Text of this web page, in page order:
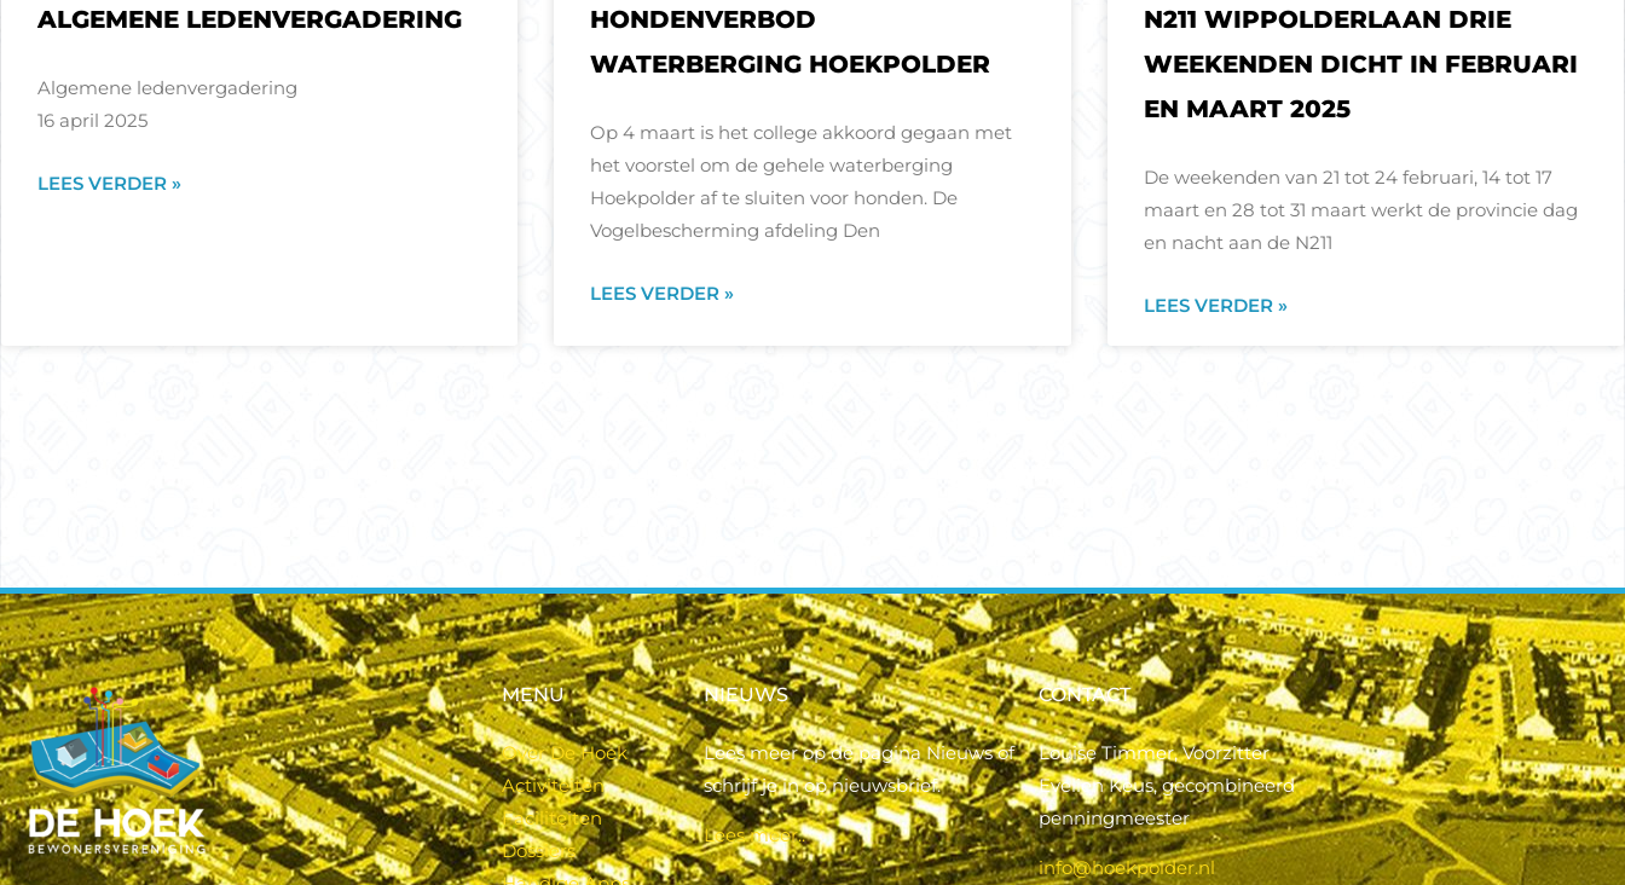
ALGEMENE LEDENVERGADERING
Algemene ledenvergadering
16 april 2025
LEES VERDER »
HONDENVERBOD
WATERBERGING HOEKPOLDER
Op 4 maart is het college akkoord gegaan met
het voorstel om de gehele waterberging
Hoekpolder af te sluiten voor honden. De
Vogelbescherming afdeling Den
LEES VERDER »
N211 WIPPOLDERLAAN DRIE
WEEKENDEN DICHT IN FEBRUARI
EN MAART 2025
De weekenden van 21 tot 24 februari, 14 tot 17
maart en 28 tot 31 maart werkt de provincie dag
en nacht aan de N211
LEES VERDER »
MENU
Over De Hoek
Activiteiten
Faciliteiten
Dossiers
NIEUWS
Lees meer op de pagina Nieuws of
schrijf je in op nieuwsbrief.
Lees meer..
CONTACT
Louise Timmer, Voorzitter
Evelien Keus, gecombineerd
penningmeester
info@hoekpolder.nl